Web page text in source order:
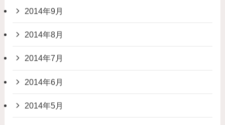
2014年9月
2014年8月
2014年7月
2014年6月
2014年5月